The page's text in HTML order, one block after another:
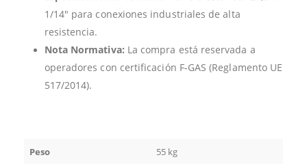
1/14″ para conexiones industriales de alta
resistencia.
Nota Normativa: La compra está reservada a
operadores con certificación F-GAS (Reglamento UE
517/2014).
Peso 55 kg